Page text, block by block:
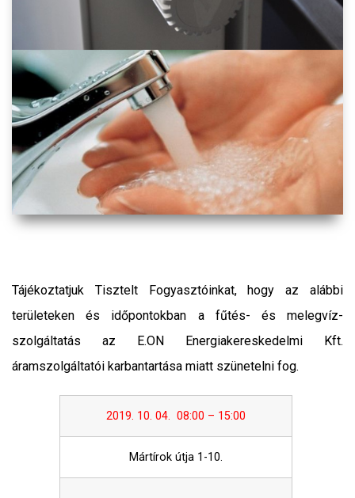
Tájékoztatjuk Tisztelt Fogyasztóinkat, hogy az alábbi
területeken és időpontokban a fűtés- és melegvíz-
szolgáltatás az E.ON Energiakereskedelmi Kft.
áramszolgáltatói karbantartása miatt szünetelni fog.
2019. 10. 04. 08:00 – 15:00
Mártírok útja 1-10.